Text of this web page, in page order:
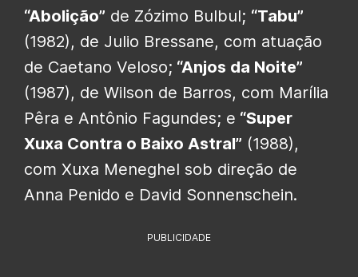
“Abolição” de Zózimo Bulbul; “Tabu”
(1982), de Julio Bressane, com atuação
de Caetano Veloso; “Anjos da Noite”
(1987), de Wilson de Barros, com Marília
Pêra e Antônio Fagundes; e “Super
Xuxa Contra o Baixo Astral” (1988),
com Xuxa Meneghel sob direção de
Anna Penido e David Sonnenschein.
PUBLICIDADE